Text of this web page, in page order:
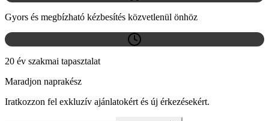
Gyors és megbízható kézbesítés közvetlenül önhöz
20 év szakmai tapasztalat
Maradjon naprakész
Iratkozzon fel exkluzív ajánlatokért és új érkezésekért.